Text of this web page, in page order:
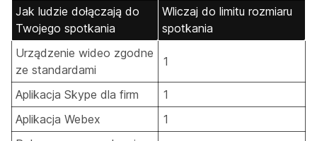
Jak ludzie dołączają do
Twojego spotkania
Wliczaj do limitu rozmiaru
spotkania
Urządzenie wideo zgodne
ze standardami
1
Aplikacja Skype dla firm
1
Aplikacja Webex
1